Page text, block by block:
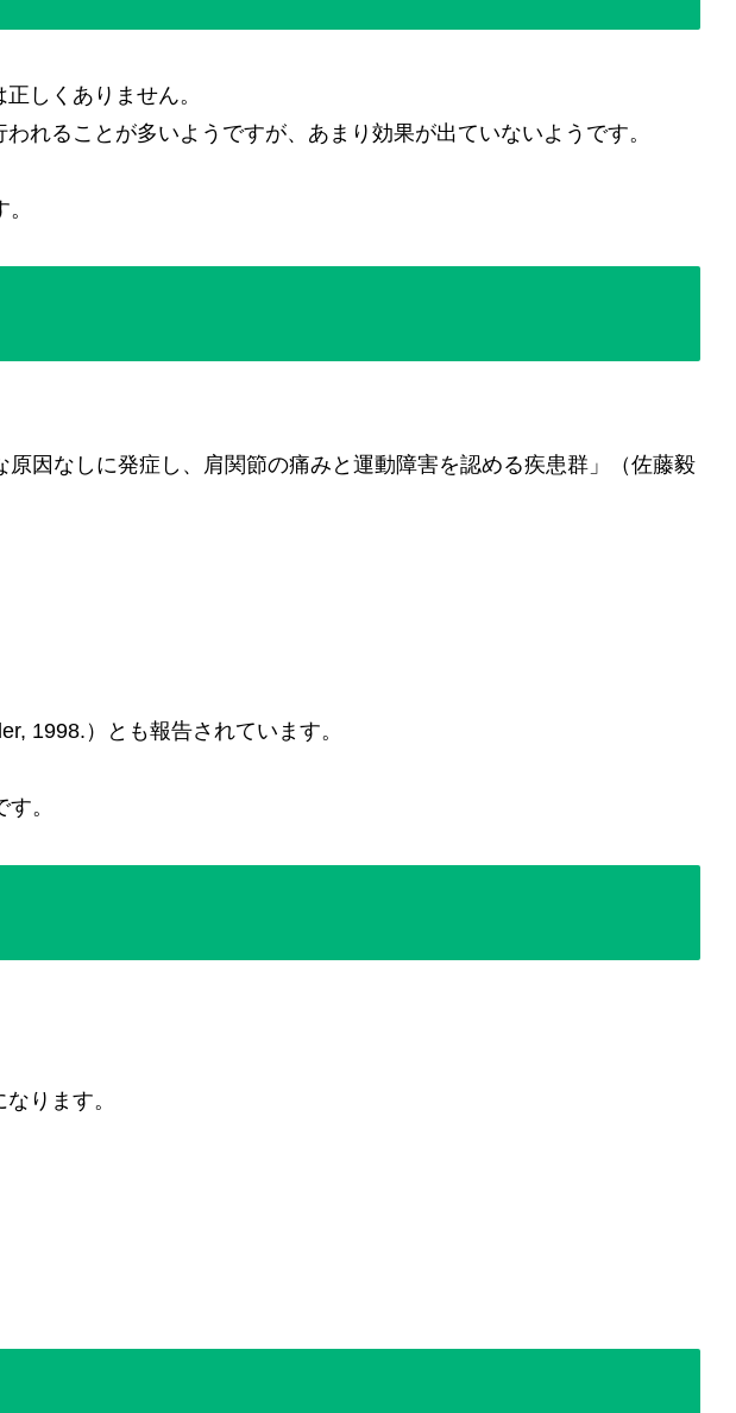
しくありません。
れることが多いようですが、あまり効果が出ていないようです。
因なしに発症し、肩関節の痛みと運動障害を認める疾患群」（佐藤毅
1998.）とも報告されています。
。
ります。